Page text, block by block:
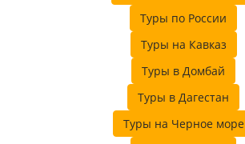
Туры по России
Туры на Кавказ
Туры в Домбай
Туры в Дагестан
Туры на Черное море